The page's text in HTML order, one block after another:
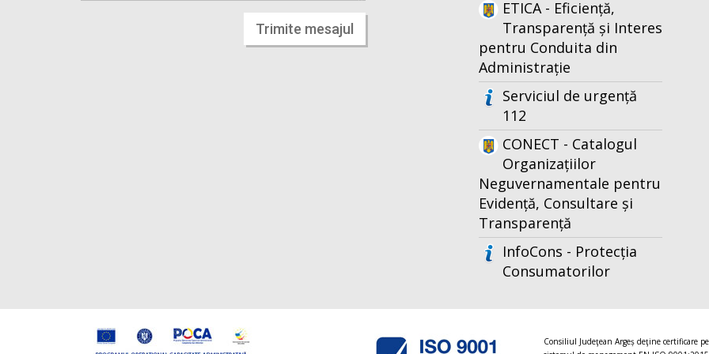
Trimite mesajul
ETICA - Eficiență,
Transparență și Interes
pentru Conduita din
Administrație
Serviciul de urgență
112
CONECT - Catalogul
Organizațiilor
Neguvernamentale pentru
Evidență, Consultare și
Transparență
InfoCons - Protecția
Consumatorilor
Consiliul Judeţean Argeș deţine certificare